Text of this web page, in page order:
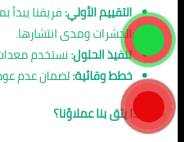
التقييم الأولي:فريقنا يبدأ
الحشرات ومدى انتشارها.
تنفيذ الحلول:نستخدم
خطط وقائية:لضمان عدم
🌟
لماذا يثق بنا عملاؤنا؟